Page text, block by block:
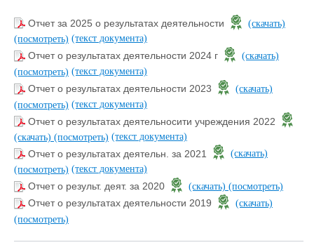
Отчет за 2025 о результатах деятельности
(скачать)
(посмотреть) (текст документа)
Отчет о результатах деятельности 2024 г
(скачать)
(посмотреть) (текст документа)
Отчет о результатах деятельности 2023
(скачать)
(посмотреть) (текст документа)
Отчет о результатах деятельносити учреждения 2022
(скачать) (посмотреть) (текст документа)
Отчет о результатах деятельн. за 2021
(скачать)
(посмотреть) (текст документа)
Отчет о результ. деят. за 2020 (скачать) (посмотреть)
Отчет о результатах деятельности 2019
(скачать)
(посмотреть)